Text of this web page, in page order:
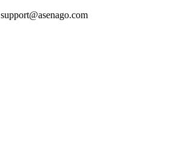
support@asenago.com